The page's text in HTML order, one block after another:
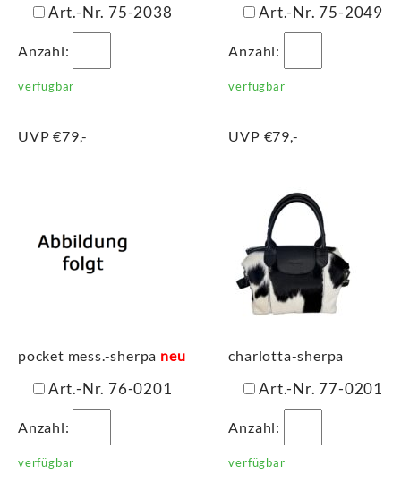
Art.-Nr. 75-2038
Anzahl:
verfügbar
UVP €79,-
Art.-Nr. 75-2049
Anzahl:
verfügbar
UVP €79,-
pocket mess.-sherpa neu
Art.-Nr. 76-0201
Anzahl:
verfügbar
charlotta-sherpa
Art.-Nr. 77-0201
Anzahl:
verfügbar